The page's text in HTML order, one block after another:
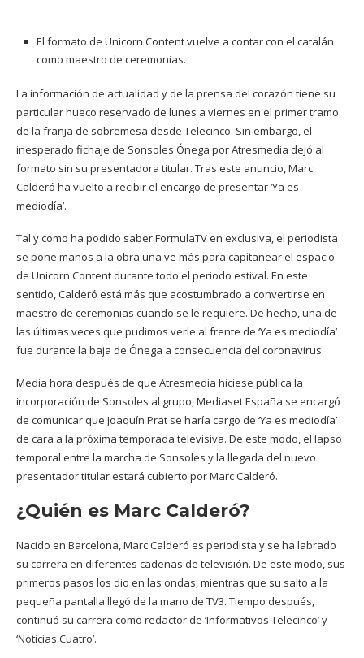
El formato de Unicorn Content vuelve a contar con el catalán
como maestro de ceremonias.
La información de actualidad y de la prensa del corazón tiene su
particular hueco reservado de lunes a viernes en el primer tramo
de la franja de sobremesa desde Telecinco. Sin embargo, el
inesperado fichaje de Sonsoles Ónega por Atresmedia dejó al
formato sin su presentadora titular. Tras este anuncio, Marc
Calderó ha vuelto a recibir el encargo de presentar ‘Ya es
mediodía’.
Tal y como ha podido saber FormulaTV en exclusiva, el periodista
se pone manos a la obra una ve más para capitanear el espacio
de Unicorn Content durante todo el periodo estival. En este
sentido, Calderó está más que acostumbrado a convertirse en
maestro de ceremonias cuando se le requiere. De hecho, una de
las últimas veces que pudimos verle al frente de ‘Ya es mediodía’
fue durante la baja de Ónega a consecuencia del coronavirus.
Media hora después de que Atresmedia hiciese pública la
incorporación de Sonsoles al grupo, Mediaset España se encargó
de comunicar que Joaquín Prat se haría cargo de ‘Ya es mediodía’
de cara a la próxima temporada televisiva. De este modo, el lapso
temporal entre la marcha de Sonsoles y la llegada del nuevo
presentador titular estará cubierto por Marc Calderó.
¿Quién es Marc Calderó?
Nacido en Barcelona, Marc Calderó es periodista y se ha labrado
su carrera en diferentes cadenas de televisión. De este modo, sus
primeros pasos los dio en las ondas, mientras que su salto a la
pequeña pantalla llegó de la mano de TV3. Tiempo después,
continuó su carrera como redactor de ‘Informativos Telecinco’ y
‘Noticias Cuatro’.